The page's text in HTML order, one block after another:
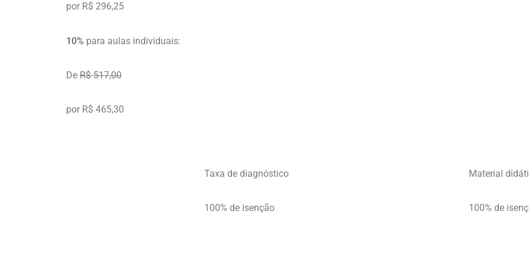
por R$ 296,25
10% para aulas individuais:
De R$ 517,00
por R$ 465,30
Taxa de diagnóstico
100% de isenção
Material
100% de